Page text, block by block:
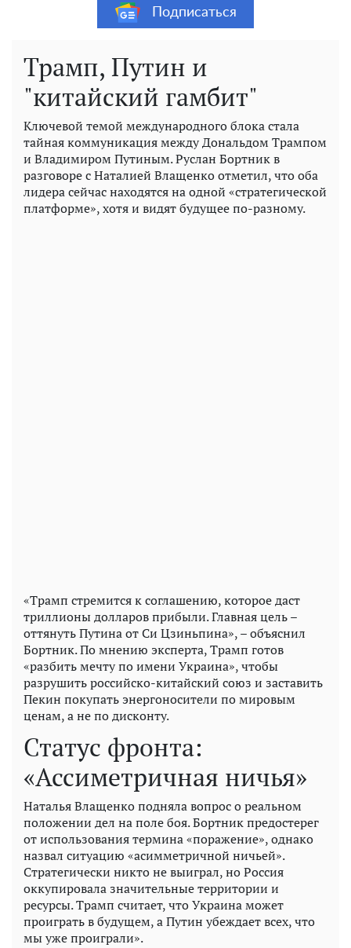
Подписаться
Трамп, Путин и
"китайский гамбит"
Ключевой темой международного блока стала
тайная коммуникация между Дональдом Трампом
и Владимиром Путиным. Руслан Бортник в
разговоре с Наталией Влащенко отметил, что оба
лидера сейчас находятся на одной «стратегической
платформе», хотя и видят будущее по-разному.
«Трамп стремится к соглашению, которое даст
триллионы долларов прибыли. Главная цель –
оттянуть Путина от Си Цзиньпина», – объяснил
Бортник. По мнению эксперта, Трамп готов
«разбить мечту по имени Украина», чтобы
разрушить российско-китайский союз и заставить
Пекин покупать энергоносители по мировым
ценам, а не по дисконту.
Статус фронта:
«Ассиметричная ничья»
Наталья Влащенко подняла вопрос о реальном
положении дел на поле боя. Бортник предостерег
от использования термина «поражение», однако
назвал ситуацию «асимметричной ничьей».
Стратегически никто не выиграл, но Россия
оккупировала значительные территории и
ресурсы. Трамп считает, что Украина может
проиграть в будущем, а Путин убеждает всех, что
мы уже проиграли».